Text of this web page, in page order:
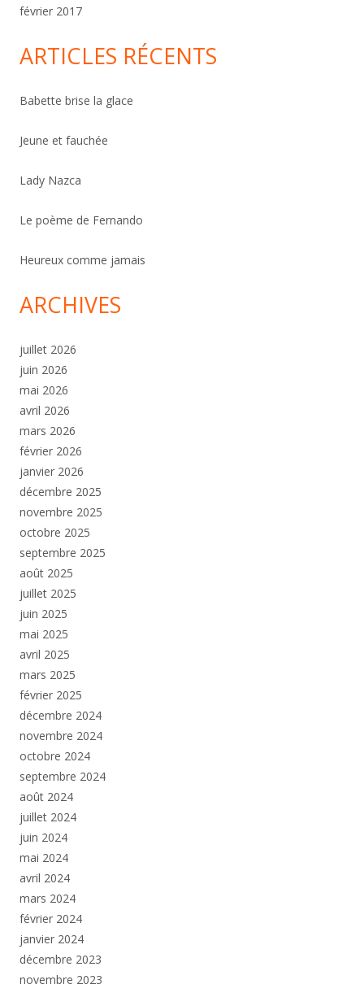
février 2017
ARTICLES RÉCENTS
Babette brise la glace
Jeune et fauchée
Lady Nazca
Le poème de Fernando
Heureux comme jamais
ARCHIVES
juillet 2026
juin 2026
mai 2026
avril 2026
mars 2026
février 2026
janvier 2026
décembre 2025
novembre 2025
octobre 2025
septembre 2025
août 2025
juillet 2025
juin 2025
mai 2025
avril 2025
mars 2025
février 2025
décembre 2024
novembre 2024
octobre 2024
septembre 2024
août 2024
juillet 2024
juin 2024
mai 2024
avril 2024
mars 2024
février 2024
janvier 2024
décembre 2023
novembre 2023